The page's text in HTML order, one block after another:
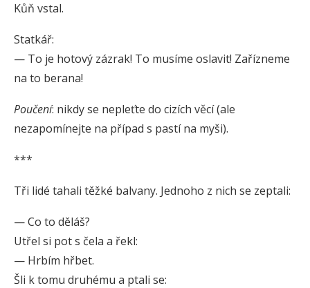
Kůň vstal.
Statkář:
— To je hotový zázrak! To musíme oslavit! Zařízneme
na to berana!
Poučení: nikdy se nepleťte do cizích věcí (ale
nezapomínejte na případ s pastí na myši).
***
Tři lidé tahali těžké balvany. Jednoho z nich se zeptali:
— Co to děláš?
Utřel si pot s čela a řekl:
— Hrbím hřbet.
Šli k tomu druhému a ptali se: